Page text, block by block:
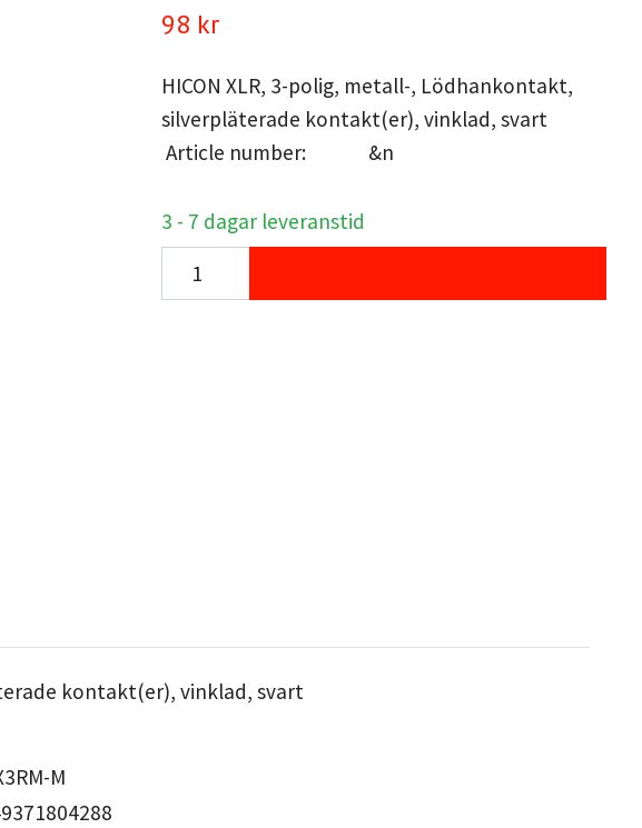
98 kr
HICON XLR, 3-polig, metall-, Lödhankontakt,
silverpläterade kontakt(er), vinklad, svart
Article number: &n
3 - 7 dagar leveranstid
kontakt(er), vinklad, svart
M